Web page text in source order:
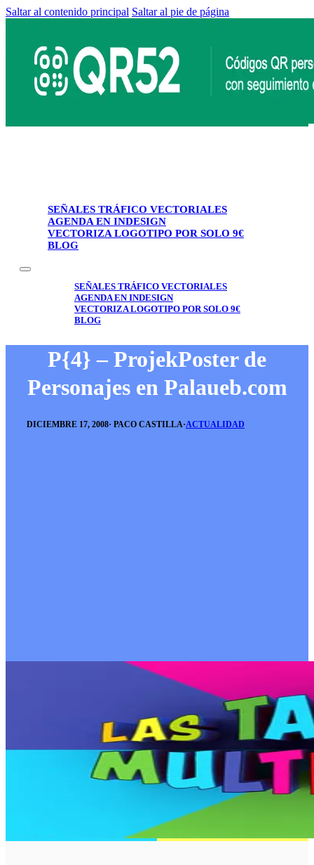
Saltar al contenido principal Saltar al pie de página
SEÑALES TRÁFICO VECTORIALES
AGENDA EN INDESIGN
VECTORIZA LOGOTIPO POR SOLO 9€
BLOG
SEÑALES TRÁFICO VECTORIALES
AGENDA EN INDESIGN
VECTORIZA LOGOTIPO POR SOLO 9€
BLOG
P{4} – ProjekPoster de
Personajes en Palaueb.com
DICIEMBRE 17, 2008· PACO CASTILLA·ACTUALIDAD